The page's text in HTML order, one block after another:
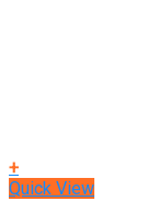
+
Quick View